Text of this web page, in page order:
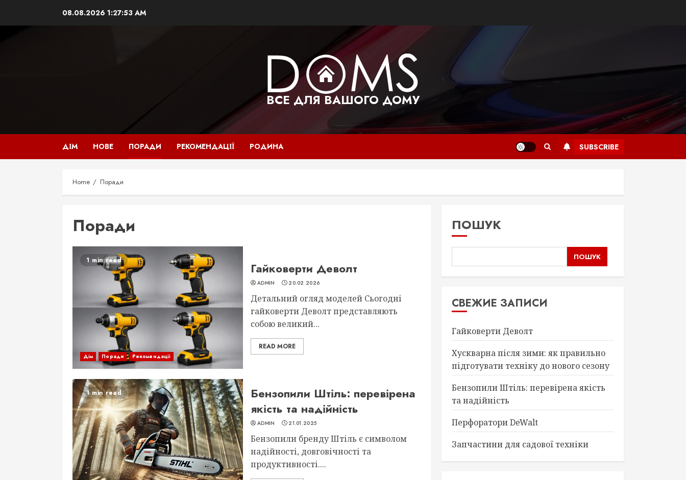
08.08.2026 1:27:54 AM
ВСЕ ДЛЯ ВАШОГО ДОМУ
ДІМ НОВЕ ПОРАДИ РЕКОМЕНДАЦІЇ РОДИНА SUBSCRIBE
Home Поради
Поради
1 min read
Дім Поради Рекомендації
Гайковерти Деволт
ADMIN 20.02.2026
Детальний огляд моделей Сьогодні
гайковерти Деволт представляють
собою великий...
READ MORE
1 min read
Бензопили Штіль: перевірена
якість та надійність
ADMIN 21.01.2025
Бензопили бренду Штіль є символом
надійності, довговічності та
продуктивності....
ПОШУК
ПОШУК
СВЕЖИЕ ЗАПИСИ
Гайковерти Деволт
Хускварна після зими: як правильно
підготувати техніку до нового сезону
Бензопили Штіль: перевірена якість
та надійність
Перфоратори DeWalt
Запчастини для садової техніки